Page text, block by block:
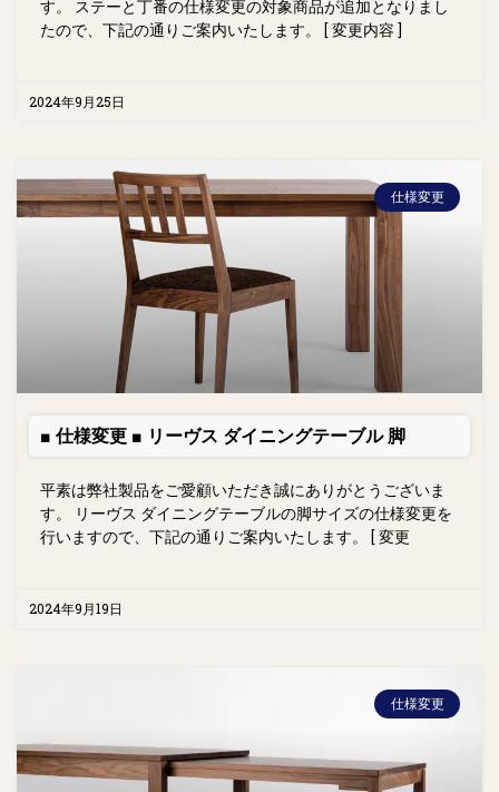
す。 ステーと丁番の仕様変更の対象商品が追加となりまし
たので、下記の通りご案内いたします。 [ 変更内容 ]
2024年9月25日
仕様変更
■ 仕様変更 ■ リーヴス ダイニングテーブル 脚
平素は弊社製品をご愛顧いただき誠にありがとうございま
す。 リーヴス ダイニングテーブルの脚サイズの仕様変更を
行いますので、下記の通りご案内いたします。 [ 変更
2024年9月19日
仕様変更